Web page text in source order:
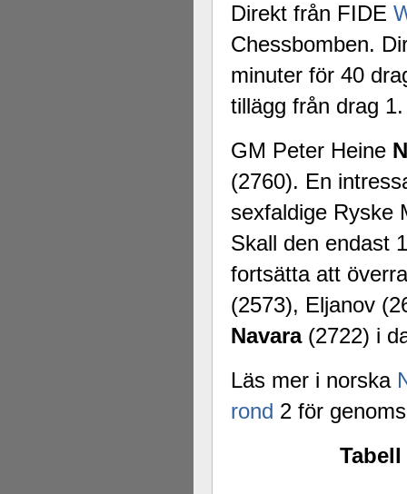
Direkt från FIDE
Chessbomben.
minuter för 40
tillägg från drag 1.
GM Peter Heine
(2760). En
sexfaldige Ryske
Skall den endast
fortsätta att
(2573), Eljanov
Navara (2722) i
Läs mer i norska
rond 2 för